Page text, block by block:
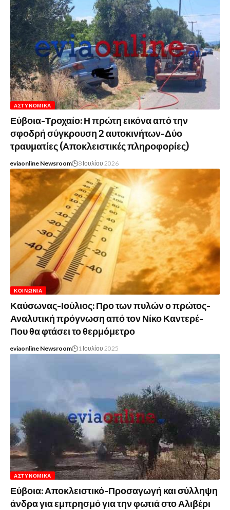
ΑΣΤΥΝΟΜΙΚΆ
Εύβοια-Τροχαίο: Η πρώτη εικόνα από την
σφοδρή σύγκρουση 2 αυτοκινήτων-Δύο
τραυματίες (Αποκλειστικές πληροφορίες)
eviaonline Newsroom 8 Ιουλίου 2026
ΚΟΙΝΩΝΊΑ
Καύσωνας-Ιούλιος: Προ των πυλών ο πρώτος-
Αναλυτική πρόγνωση από τον Νίκο Καντερέ-
Που θα φτάσει το θερμόμετρο
eviaonline Newsroom 1 Ιουλίου 2025
ΑΣΤΥΝΟΜΙΚΆ
Εύβοια: Αποκλειστικό-Προσαγωγή και σύλληψη
άνδρα για εμπρησμό για την φωτιά στο Αλιβέρι